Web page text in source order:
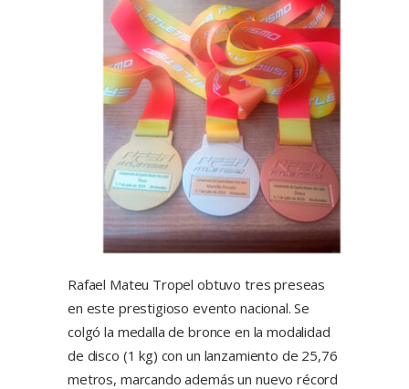
Rafael Mateu Tropel obtuvo tres preseas
en este prestigioso evento nacional. Se
colgó la medalla de bronce en la modalidad
de disco (1 kg) con un lanzamiento de 25,76
metros, marcando además un nuevo récord